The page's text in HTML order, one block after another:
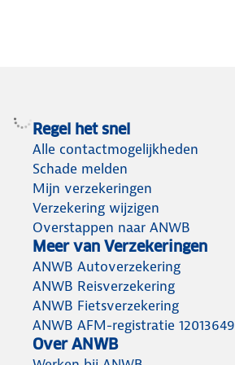
precies?
We
vertellen
je
alles
over
schadevrije
jaren.
premie.
Bekijk
al
onze
bespaartips.
Regel het snel
Alle contactmogelijkheden
Schade melden
Mijn verzekeringen
Verzekering wijzigen
Overstappen naar ANWB
Meer van Verzekeringen
ANWB Autoverzekering
ANWB Reisverzekering
ANWB Fietsverzekering
ANWB AFM-registratie 12013649
Over ANWB